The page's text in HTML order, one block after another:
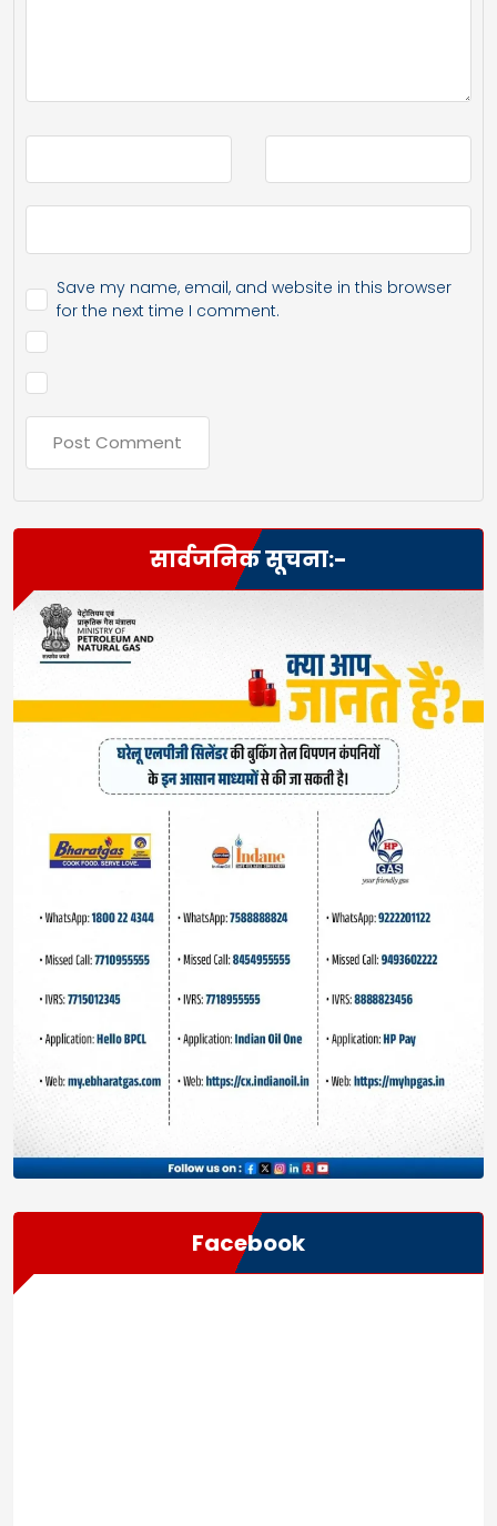
Save my name, email, and website in this browser
for the next time I comment.
सार्वजनिक सूचना:-
Facebook